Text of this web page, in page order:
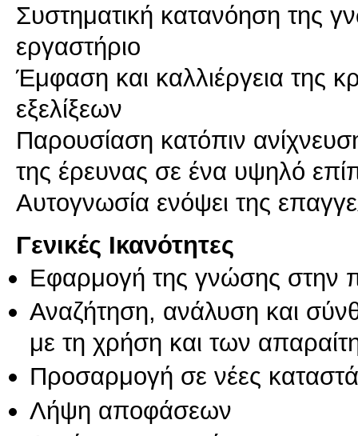
Συστηματική κατανόηση της
εργαστήριο
Έμφαση και καλλιέργεια της
εξελίξεων
Παρουσίαση κατόπιν
της έρευνας σε ένα υψηλό
Αυτογνωσία ενόψει της
Γενικές Ικανότητες
Εφαρμογή της γνώσης στην
Αναζήτηση, ανάλυση και
με τη χρήση και των
Προσαρμογή σε νέες
Λήψη αποφάσεων